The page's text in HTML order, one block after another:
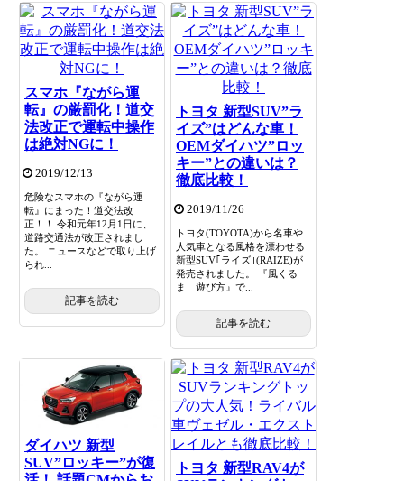
スマホ『ながら運
転』の厳罰化！道交
法改正で運転中操作
は絶対NGに！
2019/12/13
危険なスマホの『ながら運
転』にまった！道交法改
正！！ 令和元年12月1日に、
道路交通法が改正されまし
た。 ニュースなどで取り上げ
られ...
記事を読む
トヨタ 新型SUV”ラ
イズ”はどんな車！
OEMダイハツ”ロッ
キー”との違いは？
徹底比較！
2019/11/26
トヨタ(TOYOTA)から名車や
人気車となる風格を漂わせる
新型SUV｢ライズ｣(RAIZE)が
発売されました。 『風くる
ま 遊び方』で...
記事を読む
ダイハツ 新型
SUV”ロッキー”が復
トヨタ 新型RAV4が